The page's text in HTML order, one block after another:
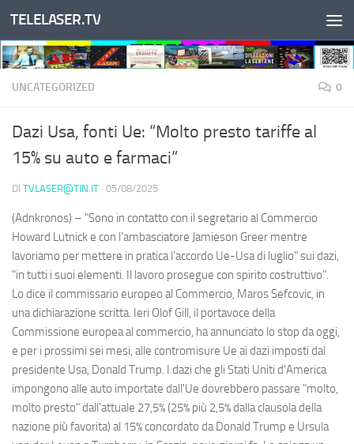
Salta al contenuto
TELELASER.TV
UNCATEGORIZED 0
Dazi Usa, fonti Ue: “Molto presto tariffe al
15% su auto e farmaci”
DI TVLASER@TIN.IT · 05/08/2025
(Adnkronos) – "Sono in contatto con il segretario al Commercio
Howard Lutnick e con l'ambasciatore Jamieson Greer mentre
lavoriamo per mettere in pratica l'accordo Ue-Usa di luglio" sui dazi,
"in tutti i suoi elementi. Il lavoro prosegue con spirito costruttivo".
Lo dice il commissario europeo al Commercio, Maros Sefcovic, in
una dichiarazione scritta. Ieri Olof Gill, il portavoce della
Commissione europea al commercio, ha annunciato lo stop da oggi,
e per i prossimi sei mesi, alle contromisure Ue ai dazi imposti dal
presidente Usa, Donald Trump. I dazi che gli Stati Uniti d'America
impongono alle auto importate dall'Ue dovrebbero passare "molto,
molto presto" dall'attuale 27,5% (25% più 2,5% dalla clausola della
nazione più favorita) al 15% concordato da Donald Trump e Ursula